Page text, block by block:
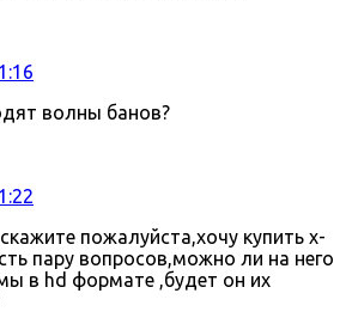
волны банов?
пожалуйста,хочу купить x-
пару вопросов,можно ли на него
в hd формате ,будет он их